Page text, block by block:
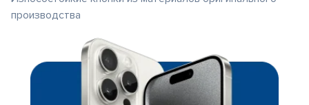
производства